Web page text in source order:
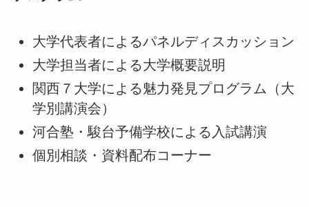
大学代表者によるパネルディスカッション
大学担当者による大学概要説明
関西７大学による魅力発見プログラム（大
学別講演会）
河合塾・駿台予備学校による入試講演
個別相談・資料配布コーナー